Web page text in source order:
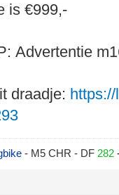
is €999,-
Advertentie
draadje:
- M5 CHR - DF 282